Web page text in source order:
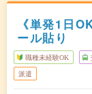
《単発1日
ール貼り
職種未経験OK
派遣